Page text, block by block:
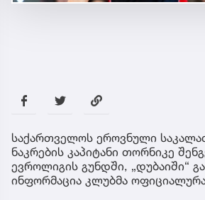
საქართველოს ეროვნული
ნაკრების კაპიტანი თორნიკე
ევროლიგის გუნდში, „დუბაიში“
ინფორმაცია კლუბმა